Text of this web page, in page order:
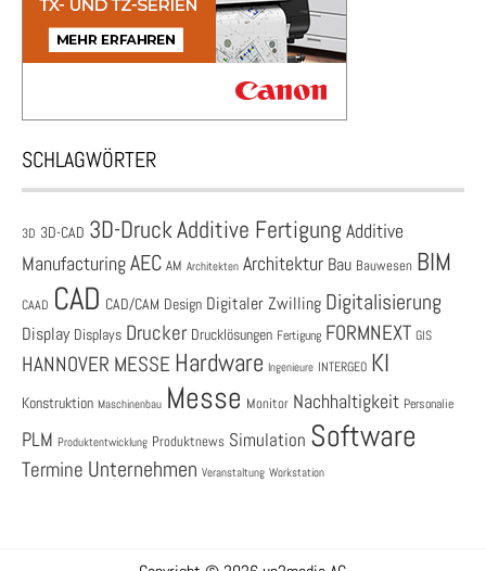
SCHLAGWÖRTER
3D 3D-CAD 3D-DruckAdditive Fertigung Additive
ManufacturingAEC AM Architekten Architektur Bau Bauwesen BIM
CAAD CAD CAD/CAM Design Digitaler Zwilling Digitalisierung
Display Displays Drucker Drucklösungen Fertigung FORMNEXT GIS
HANNOVER MESSE Hardware Ingenieure INTERGEO KI
Konstruktion Maschinenbau Messe Monitor Nachhaltigkeit Personalie
PLM Produktentwicklung Produktnews Simulation Software
Termine Unternehmen Veranstaltung Workstation